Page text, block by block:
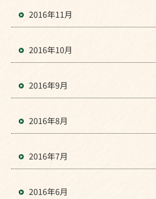
2016年11月
2016年10月
2016年9月
2016年8月
2016年7月
2016年6月